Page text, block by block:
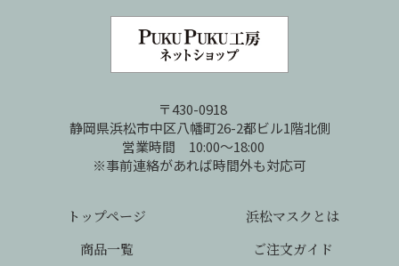
〒430-0918
静岡県浜松市中区八幡町26-2都ビル1階北側
営業時間 10:00～18:00
※事前連絡があれば時間外も対応可
トップページ
浜松マスクとは
商品一覧
ご注文ガイド